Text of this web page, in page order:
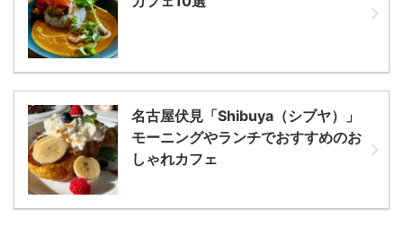
名古屋伏見「Shibuya（シブヤ）」
モーニングやランチでおすすめのお
しゃれカフェ